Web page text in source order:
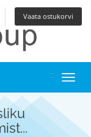
Vaata ostukorvi